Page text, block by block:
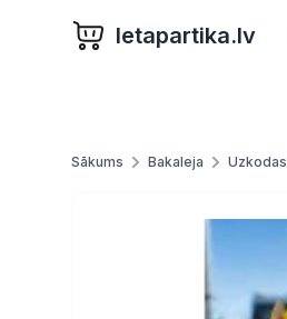
letapartika.lv
Sākums Bakaleja Uzkodas